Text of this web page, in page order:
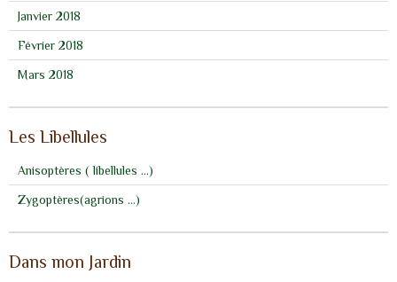
Janvier 2018
Février 2018
Mars 2018
Les Libellules
Anisoptères ( libellules ...)
Zygoptères(agrions ...)
Dans mon Jardin